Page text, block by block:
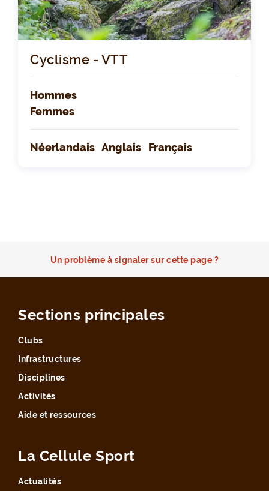
Cyclisme - VTT
Hommes
Femmes
Néerlandais Anglais Français
Un problème à signaler sur cette page ?
Sections principales
Clubs
Infrastructures
Disciplines
Activités
Aide et ressources
La Cellule Sport
Actualités